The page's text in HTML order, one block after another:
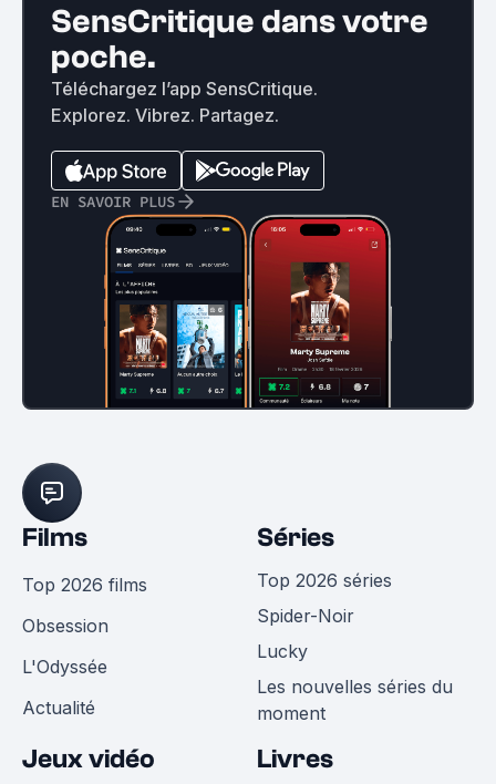
SensCritique dans votre
poche.
Téléchargez l’app SensCritique.
Explorez. Vibrez. Partagez.
EN SAVOIR PLUS
Films
Top 2026 films
Obsession
L'Odyssée
Actualité
Séries
Top 2026 séries
Spider-Noir
Lucky
Les nouvelles séries du
moment
Jeux vidéo Livres